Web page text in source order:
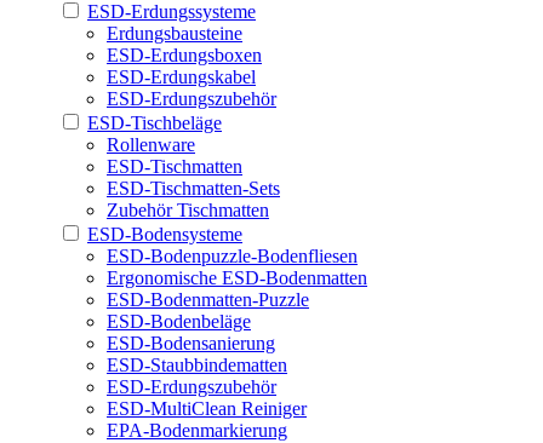
ESD-Erdungssysteme
Erdungsbausteine
ESD-Erdungsboxen
ESD-Erdungskabel
ESD-Erdungszubehör
ESD-Tischbeläge
Rollenware
ESD-Tischmatten
ESD-Tischmatten-Sets
Zubehör Tischmatten
ESD-Bodensysteme
ESD-Bodenpuzzle-Bodenfliesen
Ergonomische ESD-Bodenmatten
ESD-Bodenmatten-Puzzle
ESD-Bodenbeläge
ESD-Bodensanierung
ESD-Staubbindematten
ESD-Erdungszubehör
ESD-MultiClean Reiniger
EPA-Bodenmarkierung